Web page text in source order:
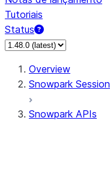
Tutoriais
Status
Overview
Snowpark Session
Snowpark APIs